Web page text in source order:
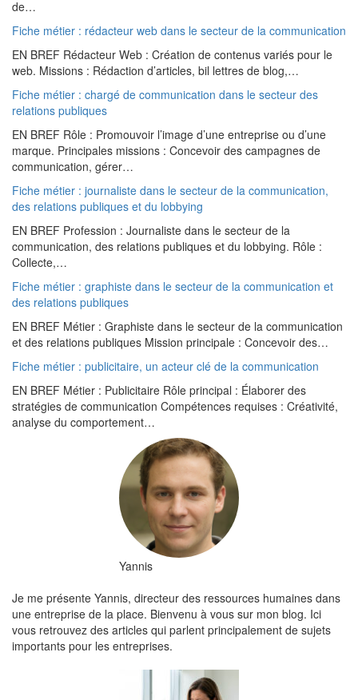
de…
Fiche métier : rédacteur web dans le secteur de la communication
EN BREF Rédacteur Web : Création de contenus variés pour le
web. Missions : Rédaction d’articles, bil lettres de blog,…
Fiche métier : chargé de communication dans le secteur des
relations publiques
EN BREF Rôle : Promouvoir l’image d’une entreprise ou d’une
marque. Principales missions : Concevoir des campagnes de
communication, gérer…
Fiche métier : journaliste dans le secteur de la communication,
des relations publiques et du lobbying
EN BREF Profession : Journaliste dans le secteur de la
communication, des relations publiques et du lobbying. Rôle :
Collecte,…
Fiche métier : graphiste dans le secteur de la communication et
des relations publiques
EN BREF Métier : Graphiste dans le secteur de la communication
et des relations publiques Mission principale : Concevoir des…
Fiche métier : publicitaire, un acteur clé de la communication
EN BREF Métier : Publicitaire Rôle principal : Élaborer des
stratégies de communication Compétences requises : Créativité,
analyse du comportement…
Yannis
Je me présente Yannis, directeur des ressources humaines dans
une entreprise de la place. Bienvenu à vous sur mon blog. Ici
vous retrouvez des articles qui parlent principalement de sujets
importants pour les entreprises.